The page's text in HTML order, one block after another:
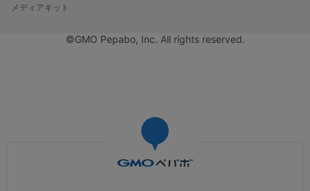
メディアキット
©GMO Pepabo, Inc. All rights reserved.